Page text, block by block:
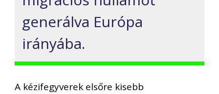
generálva Európa
irányába.
A kézifegyverek elsőre kisebb